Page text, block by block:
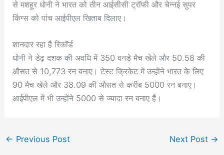
से मशहूर धोनी ने भारत को तीन आईसीसी ट्रॉफी और चेन्नई सुपर
किंग्स को पांच आईपीएल खिताब दिलाए।
शानदार रहा है रिकॉर्ड
धोनी ने डेढ़ दशक की अवधि में 350 वनडे मैच खेले और 50.58 की
औसत से 10,773 रन बनाए। टेस्ट क्रिकेट में उन्होंने भारत के लिए
90 मैच खेले और 38.09 की औसत से करीब 5000 रन बनाए।
आईपीएल में भी उन्होंने 5000 से ज्यादा रन बनाए हैं।
← Previous Post Next Post →